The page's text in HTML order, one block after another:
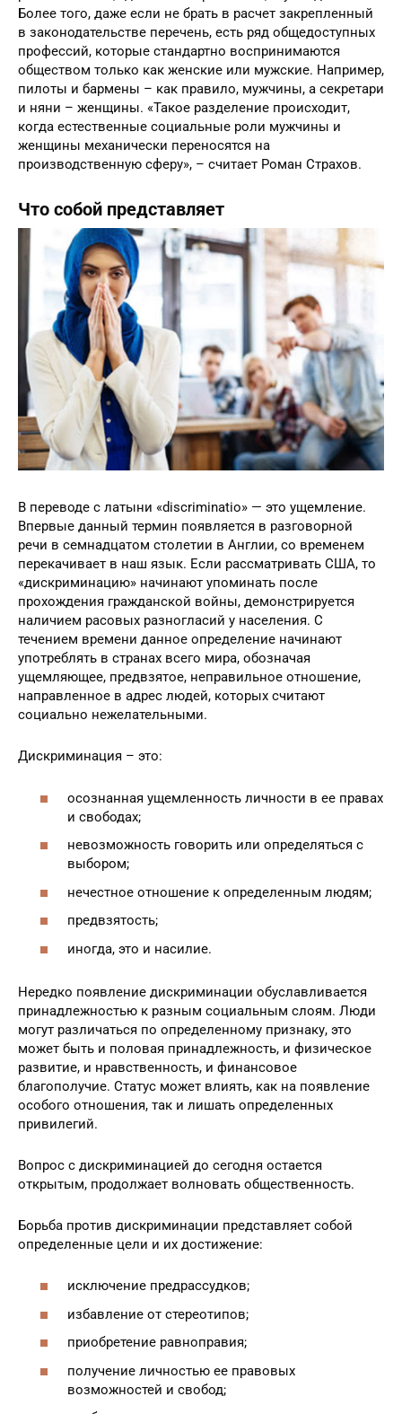
должен быть отменен. Женщины могут сами принимать
решение о том, где и как им работать», – убеждена она.
Более того, даже если не брать в расчет закрепленный
в законодательстве перечень, есть ряд общедоступных
профессий, которые стандартно воспринимаются
обществом только как женские или мужские. Например,
пилоты и бармены – как правило, мужчины, а секретари
и няни – женщины. «Такое разделение происходит,
когда естественные социальные роли мужчины и
производственную сферу», – считает Роман Страхов.
Что собой представляет
В переводе с латыни «discriminatio» — это ущемление.
Впервые данный термин появляется в разговорной
речи в семнадцатом столетии в Англии, со временем
перекачивает в наш язык. Если рассматривать США, то
«дискриминацию» начинают упоминать после
прохождения гражданской войны, демонстрируется
наличием расовых разногласий у населения. С
течением времени данное определение начинают
употреблять в странах всего мира, обозначая
ущемляющее, предвзятое, неправильное отношение,
социально нежелательными.
и свободах;
выбором;
нечестное отношение к определенным людям;
предвзятость;
Нередко появление дискриминации обуславливается
принадлежностью к разным социальным слоям. Люди
могут различаться по определенному признаку, это
может быть и половая принадлежность, и физическое
развитие, и нравственность, и финансовое
благополучие. Статус может влиять, как на появление
привилегий.
открытым, продолжает волновать общественность.
исключение предрассудков;
избавление от стереотипов;
приобретение равноправия;